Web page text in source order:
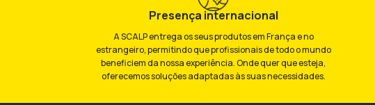
Presença internacional
A SCALP entrega os seus produtos em França e no
estrangeiro, permitindo que profissionais de todo o mundo
beneficiem da nossa experiência. Onde quer que esteja,
oferecemos soluções adaptadas às suas necessidades.